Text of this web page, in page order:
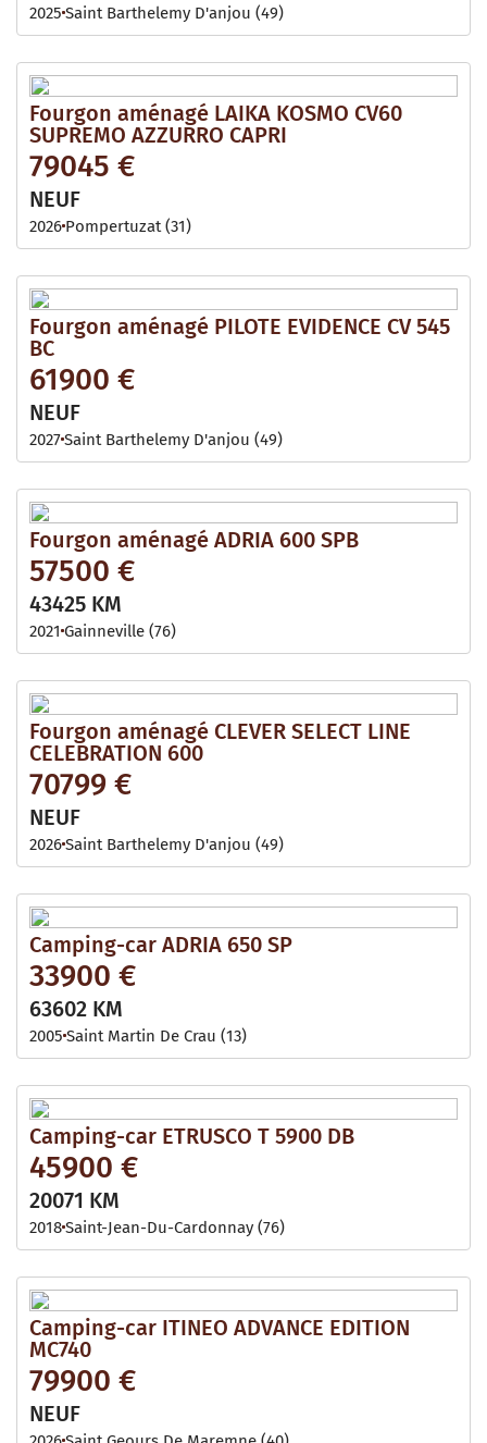
2025 Saint Barthelemy D'anjou (49)
Fourgon aménagé LAIKA KOSMO CV60
SUPREMO AZZURRO CAPRI
79045 €
NEUF
2026 Pompertuzat (31)
Fourgon aménagé PILOTE EVIDENCE CV 545
BC
61900 €
NEUF
2027Saint Barthelemy D'anjou (49)
Fourgon aménagé ADRIA 600 SPB
57500 €
43425 KM
2021 Gainneville (76)
Fourgon aménagé CLEVER SELECT LINE
CELEBRATION 600
70799 €
NEUF
2026Saint Barthelemy D'anjou (49)
Camping-car ADRIA 650 SP
33900 €
63602 KM
2005 Saint Martin De Crau (13)
Camping-car ETRUSCO T 5900 DB
45900 €
20071 KM
2018Saint-Jean-Du-Cardonnay (76)
Camping-car ITINEO ADVANCE EDITION
MC740
79900 €
NEUF